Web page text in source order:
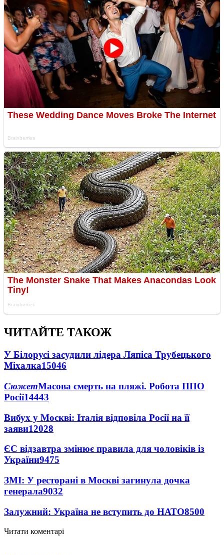
ЧИТАЙТЕ ТАКОЖ
У Білорусі засудили лідера Ляпіса Трубецького
Міхалка15046
СюжетМасова смерть на пляжі. Робота ППО
Росії14443
Вибух у Москві: Італія відповіла Росії на її
заяви12028
ЄС відзавтра змінює правила для чоловіків із
України9475
ЗМІ: У ресторані в Москві загинула дочка
генерала9032
Залужний: Україна не вступить до НАТО8500
Читати коментарі